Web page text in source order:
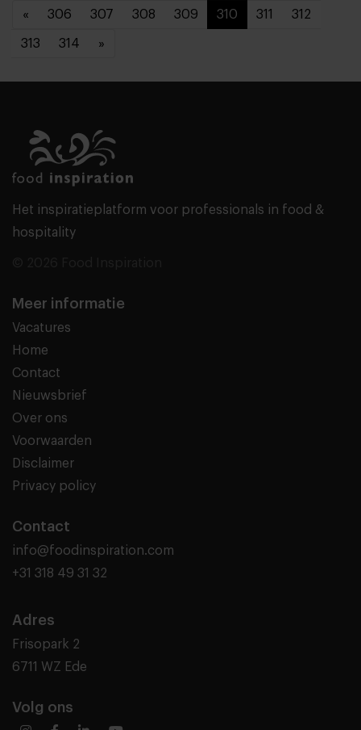
« 306 307 308 309 310 311 312
313 314 »
Het inspiratieplatform voor professionals in food &
hospitality
Meer informatie
Vacatures
Home
Contact
Nieuwsbrief
Over ons
Voorwaarden
Disclaimer
Privacy policy
Contact
info@foodinspiration.com
+31 318 49 31 32
Adres
Frisopark 2
6711 WZ Ede
Volg ons